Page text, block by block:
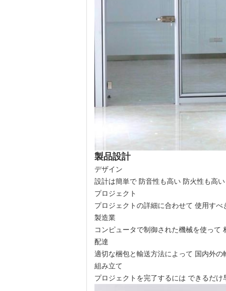
製品設計
デザイン
設計は簡単で 防音性も高い 防火性も高
プロジェクト
プロジェクトの詳細に合わせて 使用す
製造業
コンピュータで制御された機械を使って
配達
適切な梱包と輸送方法によって 国内外の
組み立て
プロジェクトを完了するには できるだ